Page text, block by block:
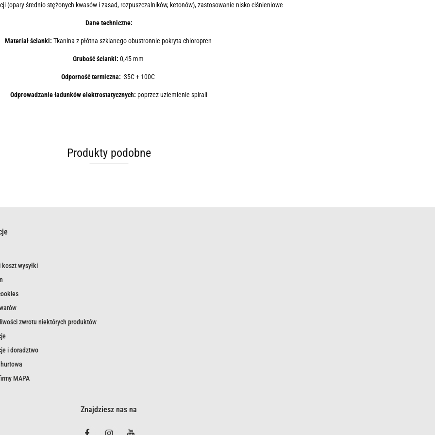
(opary średnio stężonych kwasów i zasad, rozpuszczalników, ketonów), zastosowanie nisko ciśnieniowe
Dane techniczne:
Materiał ścianki: Tkanina z płótna szklanego obustronnie pokryta chloropren
Grubość ścianki: 0,45 mm
Odporność termiczna: -35C + 100C
Odprowadzanie ładunków elektrostatycznych: poprzez uziemienie spirali
Produkty podobne
wysyłki
zwrotu niektórych produktów
i doradztwo
MAPA
Znajdziesz nas na